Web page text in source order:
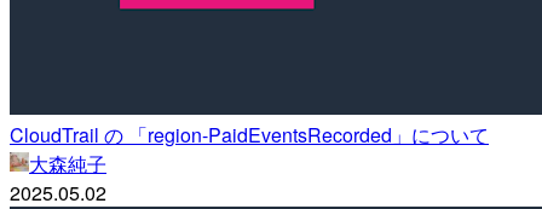
CloudTrail の 「region-PaidEventsRecorded」について
大森純子
2025.05.02